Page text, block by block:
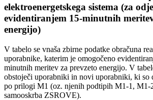
elektroenergetskega sistema (za
evidentiranjem 15-minutnih
energijo)
V tabelo se vnaša zbirne podatke obračuna
uporabnike, katerim je omogočeno
minutnih meritev za prevzeto energijo. V
obstoječi uporabniki in novi uporabniki, ki so
po prilogi M1 (oz. njenih podtipih M1-1,
samooskrba ZSROVE).